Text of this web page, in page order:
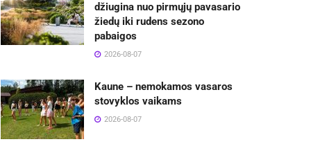
džiugina nuo pirmųjų pavasario
žiedų iki rudens sezono
pabaigos
2026-08-07
Kaune – nemokamos vasaros
stovyklos vaikams
2026-08-07